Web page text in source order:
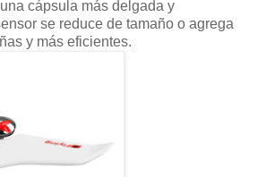
cápsula más delgada y
se reduce de tamaño o agrega
y más eficientes.